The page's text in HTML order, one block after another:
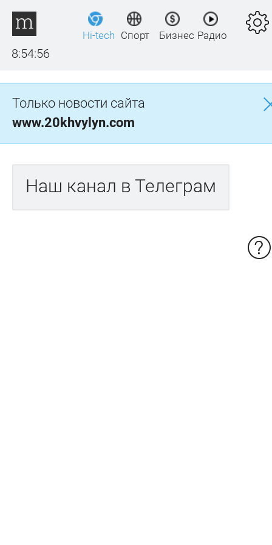
8:54:56
Hi-tech Спорт Бизнес Радио
Только новости сайта
www.20khvylyn.com
Наш канал в Телеграм